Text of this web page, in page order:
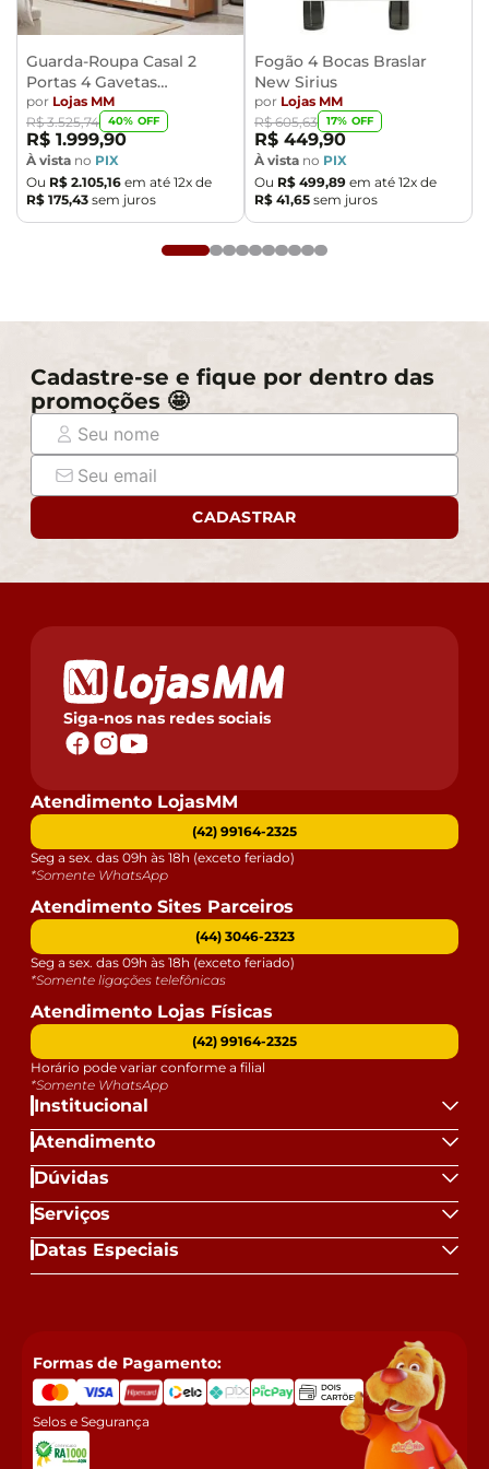
condições da embalagem, caso haja alguma avaria não
assine o comprovante de recebimento.
- Montagem, desmontagem e outras instalações serão
de responsabilidade do cliente. Não nos
responsabilizamos, no ato da entrega, por subir
escadas/elevadores ou pelo transporte por guincho em
apartamentos. Eventuais despesas são de
responsabilidade do comprador.
- Confira as dimensões do produto e certifique-se de
portas, escadas e/ou corredores de sua residência.
Guarda-Roupa Casal 2
Portas 4 Gavetas
Caemmun Moviment
por Lojas MM
R$ 3.525,74 40% OFF
R$ 1.999,90
À vista no PIX
Ou R$ 2.105,16 em até 12x de
R$ 175,43 sem juros
Fogão 4 Bocas Braslar
New Sirius
por Lojas MM
R$ 605,63 17% OFF
R$ 449,90
À vista no PIX
Ou R$ 499,89 em até 12x de
R$ 41,65 sem juros
Cadastre-se e fique por dentro das
promoções 🤩
CADASTRAR
Siga-nos nas redes sociais
Institucional
Atendimento
Dúvidas
Serviços
Datas Especiais
Atendimento LojasMM
(42) 99164-2325
Seg a sex. das 09h às 18h (exceto feriado)
*Somente WhatsApp
Atendimento Sites Parceiros
(44) 3046-2323
Seg a sex. das 09h às 18h (exceto feriado)
*Somente ligações telefônicas
Atendimento Lojas Físicas
(42) 99164-2325
Horário pode variar conforme a filial
*Somente WhatsApp
Formas de Pagamento:
Selos e Segurança